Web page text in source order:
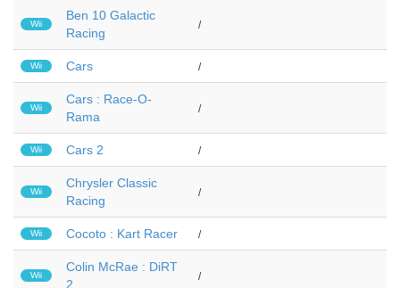
Wii
Ben 10 Galactic
Racing
/
Wii Cars /
Wii
Cars : Race-O-
Rama
/
Wii Cars 2 /
Wii
Chrysler Classic
Racing
/
Wii Cocoto : Kart Racer /
Wii
Colin McRae : DiRT
2
/